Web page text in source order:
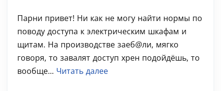
Парни привет! Ни как не могу найти нормы по
поводу доступа к электрическим шкафам и
щитам. На производстве заеб@ли, мягко
говоря, то завалят доступ хрен подойдёшь, то
вообще... Читать далее